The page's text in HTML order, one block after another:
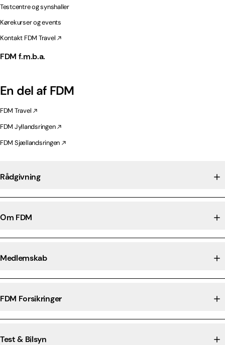
Testcentre og synshaller
Kørekurser og events
Kontakt FDM Travel
FDM f.m.b.a.
En del af FDM
FDM Travel
FDM Jyllandsringen
FDM Sjællandsringen
Rådgivning
Om FDM
Medlemskab
FDM Forsikringer
Test & Bilsyn